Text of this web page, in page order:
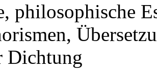
philosophische
Dichtung